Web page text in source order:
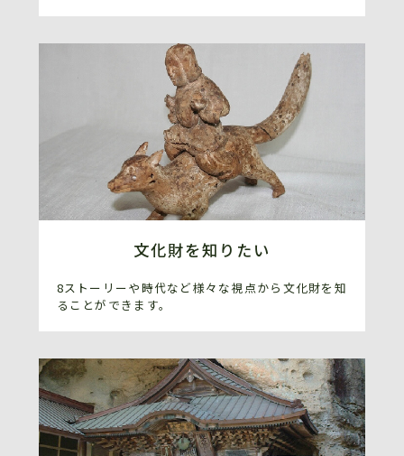
文化財を知りたい
8ストーリーや時代など様々な視点から文化財を知
ることができます。